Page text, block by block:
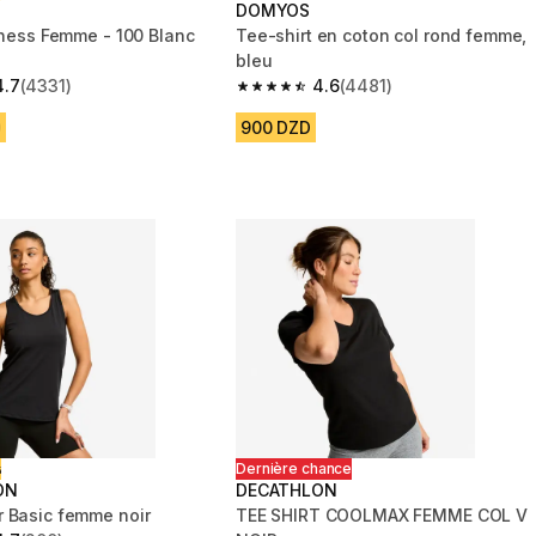
Femme - 100 Blanc
stars from 4331 reviews
(4331)
DOMYOS
Tee-shirt en coton col rond femme,
bleu
4.6
4.6 out of 5 stars from 4481 reviews
(4481)
900 DZD
Basic femme noir
Dernière chance
DECATHLON
TEE SHIRT COOLMAX FEMME COL V